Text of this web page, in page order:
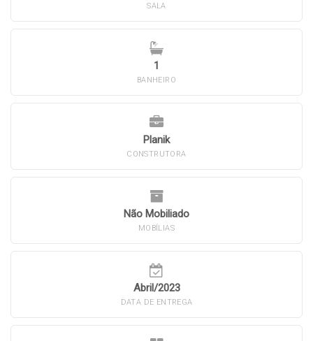
SALA
1
BANHEIRO
Planik
CONSTRUTORA
Não Mobiliado
MOBÍLIAS
Abril/2023
DATA DE ENTREGA